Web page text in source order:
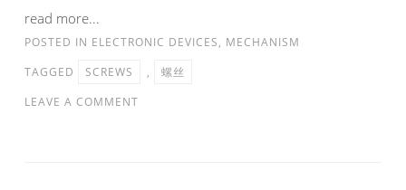
read more...
POSTED IN ELECTRONIC DEVICES, MECHANISM
TAGGED
SCREWS ,
螺丝
LEAVE A COMMENT